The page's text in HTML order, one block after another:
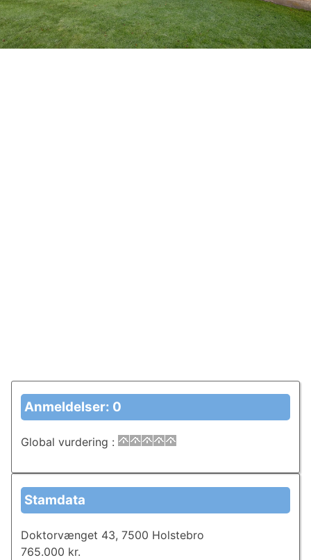
Anmeldelser: 0
Global vurdering :
Stamdata
Doktorvænget 43, 7500 Holstebro
765.000 kr.